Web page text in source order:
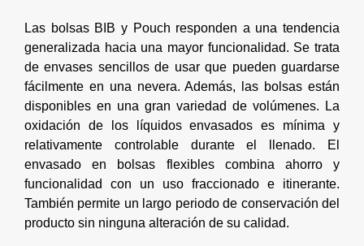
Las bolsas BIB y Pouch responden a una tendencia
generalizada hacia una mayor funcionalidad. Se trata
de envases sencillos de usar que pueden guardarse
fácilmente en una nevera. Además, las bolsas están
disponibles en una gran variedad de volúmenes. La
oxidación de los líquidos envasados es mínima y
relativamente controlable durante el llenado. El
envasado en bolsas flexibles combina ahorro y
funcionalidad con un uso fraccionado e itinerante.
También permite un largo periodo de conservación del
producto sin ninguna alteración de su calidad.